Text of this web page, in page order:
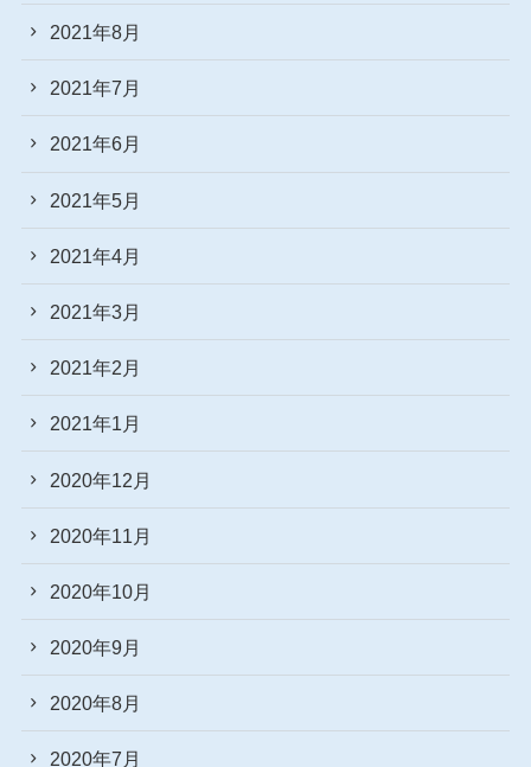
2021年8月
2021年7月
2021年6月
2021年5月
2021年4月
2021年3月
2021年2月
2021年1月
2020年12月
2020年11月
2020年10月
2020年9月
2020年8月
2020年7月